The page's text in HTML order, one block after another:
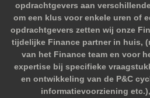
opdrachtgevers aan
om een klus voor enkele uren of
opdrachtgevers zetten wij onze
tijdelijke Finance partner in huis,
van het Finance team en voor
expertise bij specifieke
en ontwikkeling van de P&C
informatievoorziening